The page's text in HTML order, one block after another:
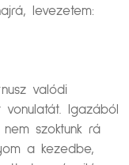
levezetem:
valódi
vonulatát. Igazából
szoktunk rá
a kezedbe,